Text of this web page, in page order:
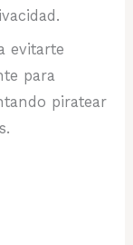
evitarte
para
piratear